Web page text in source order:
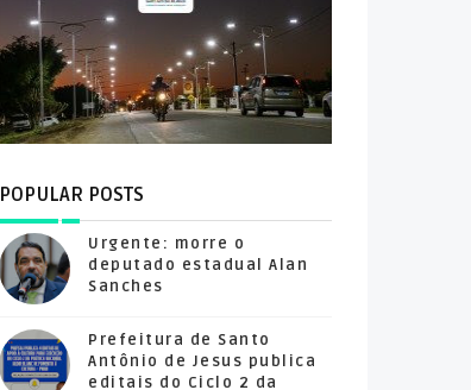
POPULAR POSTS
Urgente: morre o
deputado estadual Alan
Sanches
Prefeitura de Santo
Antônio de Jesus publica
editais do Ciclo 2 da